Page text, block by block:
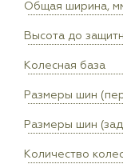
Общая ширина,
Высота до
Колесная база
Размеры шин
Размеры шин
Количество